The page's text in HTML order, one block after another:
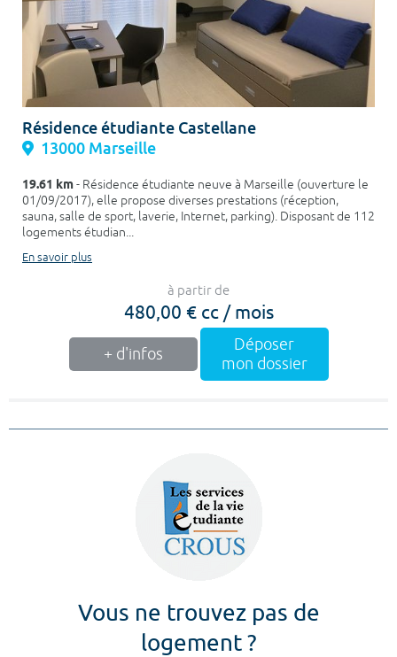
Résidence étudiante Castellane
13000 Marseille
19.61 km- Résidence étudiante neuve à Marseille (ouverture le
01/09/2017), elle propose diverses prestations (réception,
sauna, salle de sport, laverie, Internet, parking). Disposant de 112
logements étudian...
En savoir plus
à partir de
480,00 € cc / mois
+ d'infos
Déposer
mon dossier
Vous ne trouvez pas de
logement ?